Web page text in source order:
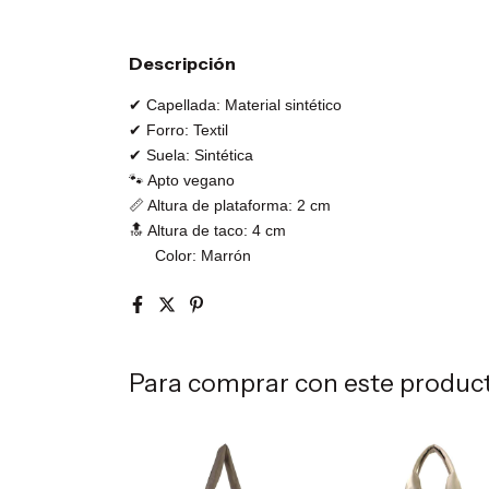
Descripción
✔ Capellada: Material sintético
✔ Forro: Textil
✔ Suela: Sintética
🐾 Apto vegano
📏 Altura de plataforma: 2 cm
🔝 Altura de taco: 4 cm
Color: Marrón
Para comprar con este